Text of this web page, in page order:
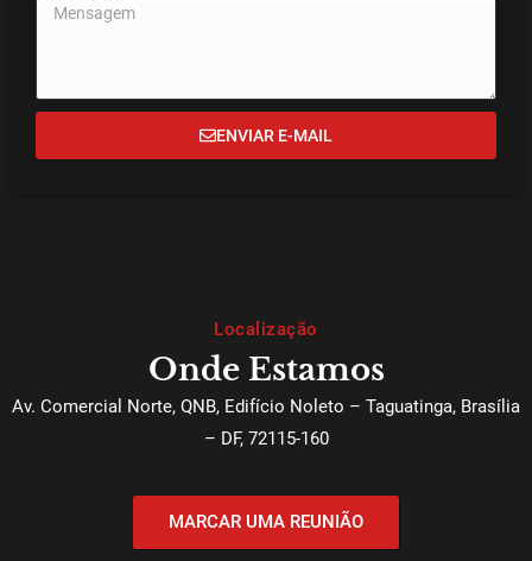
ENVIAR E-MAIL
Localização
Onde Estamos
Av. Comercial Norte, QNB, Edifício Noleto – Taguatinga, Brasília
– DF, 72115-160
MARCAR UMA REUNIÃO